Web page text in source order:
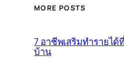
MORE POSTS
7 อาชีพเสริมทำรายได้ที่
บ้าน